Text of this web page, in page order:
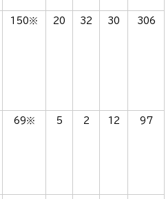
150※ 20 32 30 306
69※ 5 2 12 97